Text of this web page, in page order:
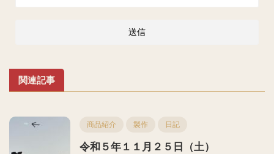
関連記事
商品紹介 製作 日記
令和５年１１月２５日（土）